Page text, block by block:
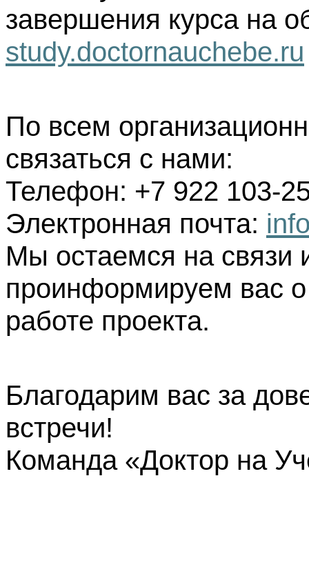
завершения курса на
study.doctornauchebe.ru
По всем
связаться с нами:
Телефон: +7 922 103-
Электронная почта:
Мы остаемся на связи
проинформируем вас
работе проекта.
Благодарим вас за
встречи!
Команда «Доктор на